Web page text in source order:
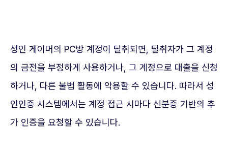
성인 게이머의 PC방 계정이 탈취되면, 탈취자가 그 계정
의 금전을 부정하게 사용하거나, 그 계정으로 대출을 신청
하거나, 다른 불법 활동에 악용할 수 있습니다. 따라서 성
인인증 시스템에서는 계정 접근 시마다 신분증 기반의 추
가 인증을 요청할 수 있습니다.